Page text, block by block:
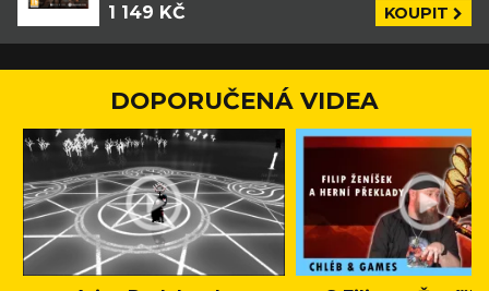
1 149 KČ KOUPIT
DOPORUČENÁ VIDEA